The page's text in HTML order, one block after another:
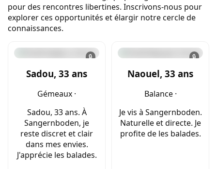
pour des rencontres libertines. Inscrivons-nous pour
explorer ces opportunités et élargir notre cercle de
connaissances.
🔒
Sadou, 33 ans
Gémeaux ·
Sadou, 33 ans. À
Sangernboden, je
reste discret et clair
dans mes envies.
J'apprécie les balades.
🔒
Naouel, 33 ans
Balance ·
Je vis à Sangernboden.
Naturelle et directe. Je
profite de les balades.